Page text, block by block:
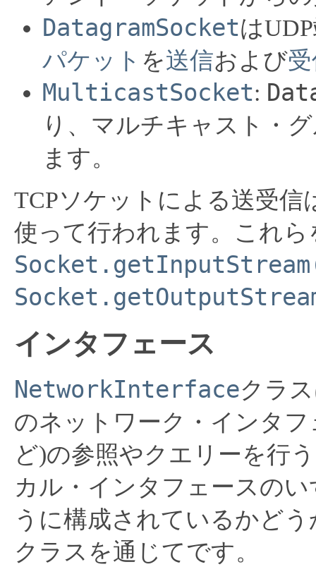
DatagramSocketは
パケット を送信および
MulticastSocket:
り、マルチキャスト・
ます。
TCPソケットによる送受信
使って行われます。これ
インタフェース
NetworkInterfaceクラ
のネットワーク・インタフ
ど)の参照やクエリーを行
カル・インタフェースの
うに構成されているかど
クラスを通じてです。